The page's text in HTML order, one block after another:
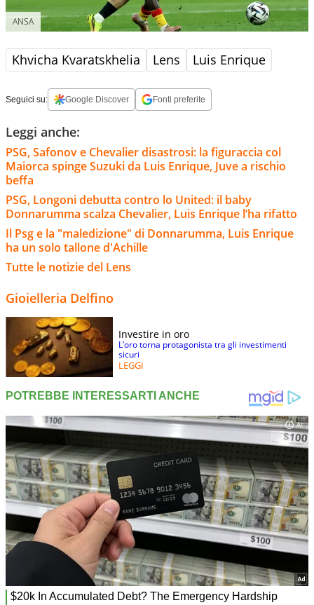
ANSA
Khvicha Kvaratskhelia Lens Luis Enrique
Seguici su: Google Discover Fonti preferite
Leggi anche:
PSG, Safonov e Chevalier disastrosi: la figuraccia col
Maiorca spinge Suzuki da Luis Enrique, Juve a rischio
beffa
PSG, Longoni debutta contro lo United: il baby
Donnarumma scalza Chevalier, Luis Enrique l’ha rifatto
Il Psg e la "maledizione" di Donnarumma, Luis Enrique
ha un solo tallone d'Achille
Tutte le notizie del Lens
Gioielleria Delfino
Investire in oro
L’oro torna protagonista tra gli investimenti
sicuri
LEGGI